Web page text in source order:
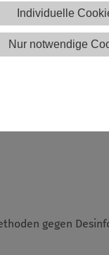
Individuelle
Nur notwendige
gegen